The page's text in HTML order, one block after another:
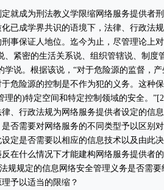
成为刑法教义学限缩网络服务提供者
已成学界共识的语境下，法律、行政法
事保证人地位。迄今为止，尽管理论上
紧密的生活关系说、组织管辖说、制度
说。根据该说，“对于危险源的监督，产
危险源的控制是不作为犯的义务。这种
的)特定空间和特定控制领域的安全。
、行政法规为网络服务提供者设定的信
否需要对网络服务的不同类型予以区别
定是否需要以相应的信息技术以及由此
在什么情况下才能建构网络服务提供者
规规定的信息网络安全管理义务是否需要
予以适当的限缩？